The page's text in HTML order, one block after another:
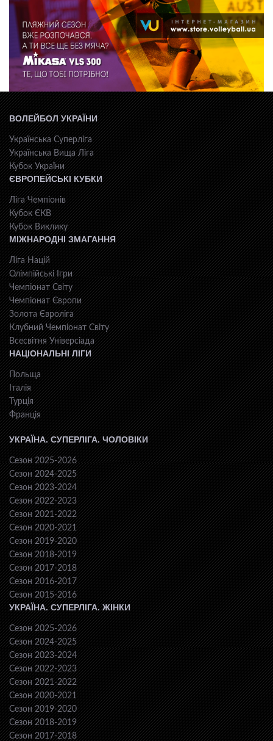
ВОЛЕЙБОЛ УКРАЇНИ
Українська Суперліга
Українська Вища Ліга
Кубок України
ЄВРОПЕЙСЬКІ КУБКИ
Ліга Чемпіонів
Кубок ЄКВ
Кубок Виклику
МІЖНАРОДНІ ЗМАГАННЯ
Ліга Націй
Олімпійські Ігри
Чемпіонат Світу
Чемпіонат Європи
Золота Євроліга
Клубний Чемпіонат Світу
Всесвiтня Унiверсiaда
НАЦІОНАЛЬНІ ЛІГИ
Польща
Італія
Турція
Франція
УКРАЇНА. СУПЕРЛІГА. ЧОЛОВІКИ
Сезон 2025-2026
Сезон 2024-2025
Сезон 2023-2024
Сезон 2022-2023
Сезон 2021-2022
Сезон 2020-2021
Сезон 2019-2020
Сезон 2018-2019
Сезон 2017-2018
Сезон 2016-2017
Сезон 2015-2016
УКРАЇНА. СУПЕРЛІГА. ЖІНКИ
Сезон 2025-2026
Сезон 2024-2025
Сезон 2023-2024
Сезон 2022-2023
Сезон 2021-2022
Сезон 2020-2021
Сезон 2019-2020
Сезон 2018-2019
Сезон 2017-2018